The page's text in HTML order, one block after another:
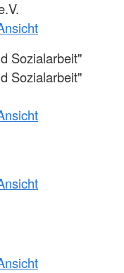
Sozialarbeit"
Sozialarbeit"